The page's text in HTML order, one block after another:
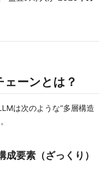
ーンとは？
は次のような“多層構造
要素（ざっくり）